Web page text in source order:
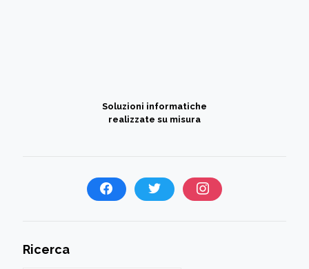
Soluzioni informatiche
realizzate su misura
Ricerca